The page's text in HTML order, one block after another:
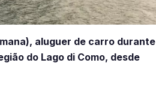
aluguer de carro durante
do Lago di Como, desde